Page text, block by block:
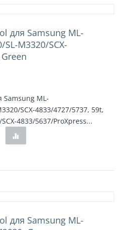
для Samsung ML-
M3320/SCX-
Samsung ML-
SCX-4833/4727/5737, 59t,
4833/5637/ProXpress...
для Samsung ML-